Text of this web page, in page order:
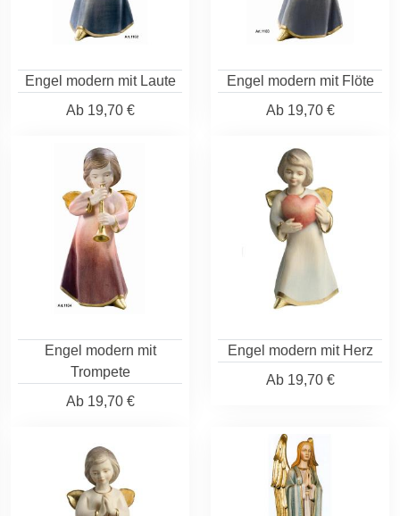
Engel modern mit Laute
Ab19,70 €
Engel modern mit Flöte
Ab19,70 €
Engel modern mit
Trompete
Ab19,70 €
Engel modern mit Herz
Ab19,70 €